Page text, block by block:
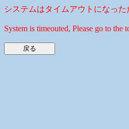
システムはタイムアウトになっ
System is timeouted, Please go to the